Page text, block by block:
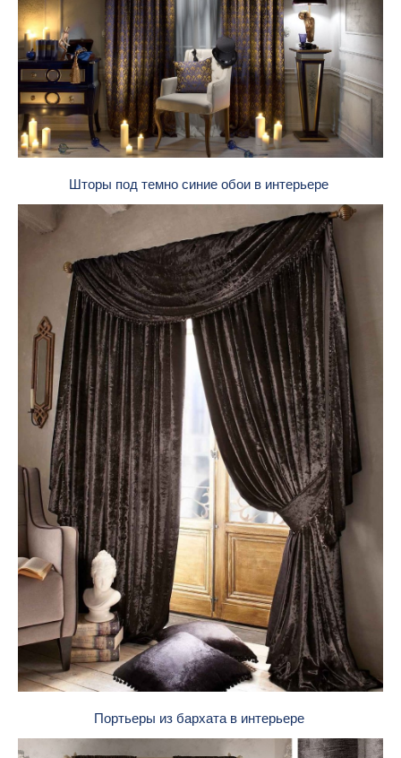
Шторы под темно синие обои в интерьере
Портьеры из бархата в интерьере